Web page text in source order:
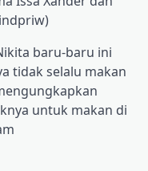
baru-baru ini
tidak selalu makan
untuk makan di